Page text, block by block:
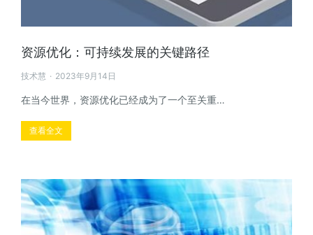
资源优化：可持续发展的关键路径
技术慧 2023年9月14日
在当今世界，资源优化已经成为了一个至关重…
查看全文